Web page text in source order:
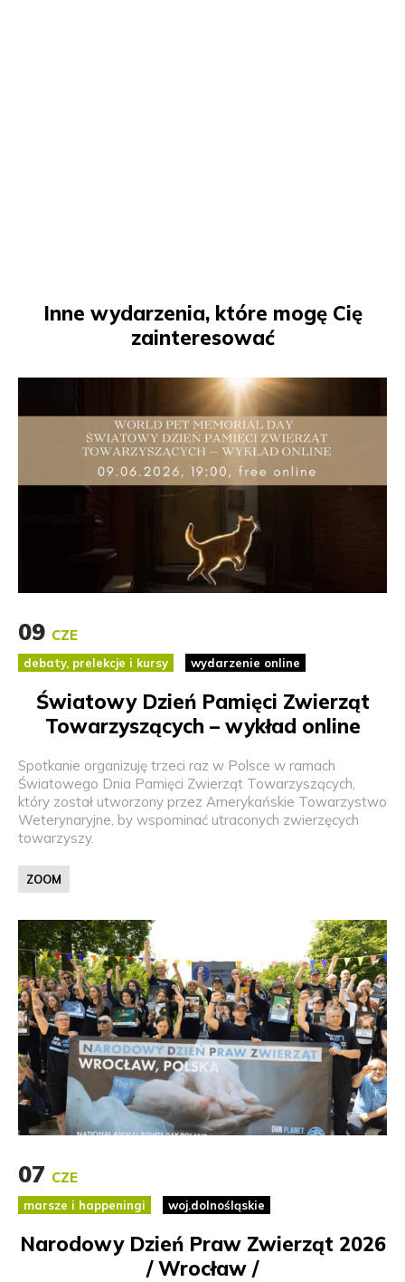
Inne wydarzenia, które mogę Cię
zainteresować
09 CZE
debaty, prelekcje i kursy wydarzenie online
Światowy Dzień Pamięci Zwierząt
Towarzyszących – wykład online
Spotkanie organizuję trzeci raz w Polsce w ramach
Światowego Dnia Pamięci Zwierząt Towarzyszących,
który został utworzony przez Amerykańskie Towarzystwo
Weterynaryjne, by wspominać utraconych zwierzęcych
towarzyszy.
ZOOM
07 CZE
marsze i happeningi woj.dolnośląskie
Narodowy Dzień Praw Zwierząt 2026
/ Wrocław /